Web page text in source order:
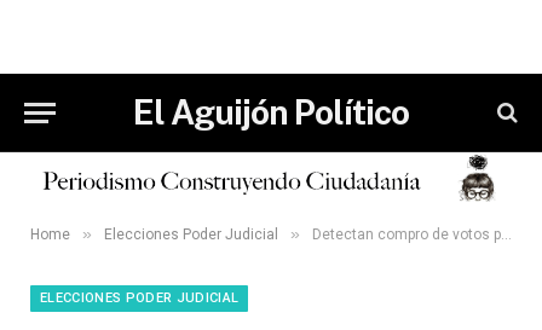
El Aguijón Político
Home » Elecciones Poder Judicial » Detectan compro de votos para elección del Poder Judicial en León.
ELECCIONES PODER JUDICIAL